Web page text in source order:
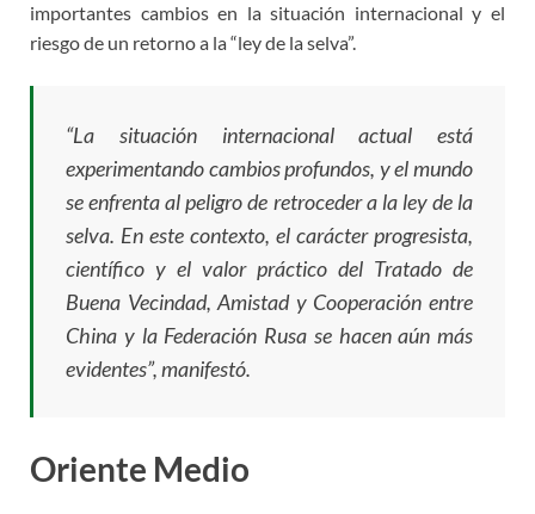
importantes cambios en la situación internacional y el
riesgo de un retorno a la “ley de la selva”.
“La situación internacional actual está
experimentando cambios profundos, y el mundo
se enfrenta al peligro de retroceder a la ley de la
selva. En este contexto, el carácter progresista,
científico y el valor práctico del Tratado de
Buena Vecindad, Amistad y Cooperación entre
China y la Federación Rusa se hacen aún más
evidentes”, manifestó.
Oriente Medio